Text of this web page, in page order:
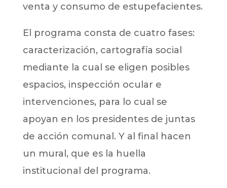
venta y consumo de estupefacientes.
El programa consta de cuatro fases:
caracterización, cartografía social
mediante la cual se eligen posibles
espacios, inspección ocular e
intervenciones, para lo cual se
apoyan en los presidentes de juntas
de acción comunal. Y al final hacen
un mural, que es la huella
institucional del programa.